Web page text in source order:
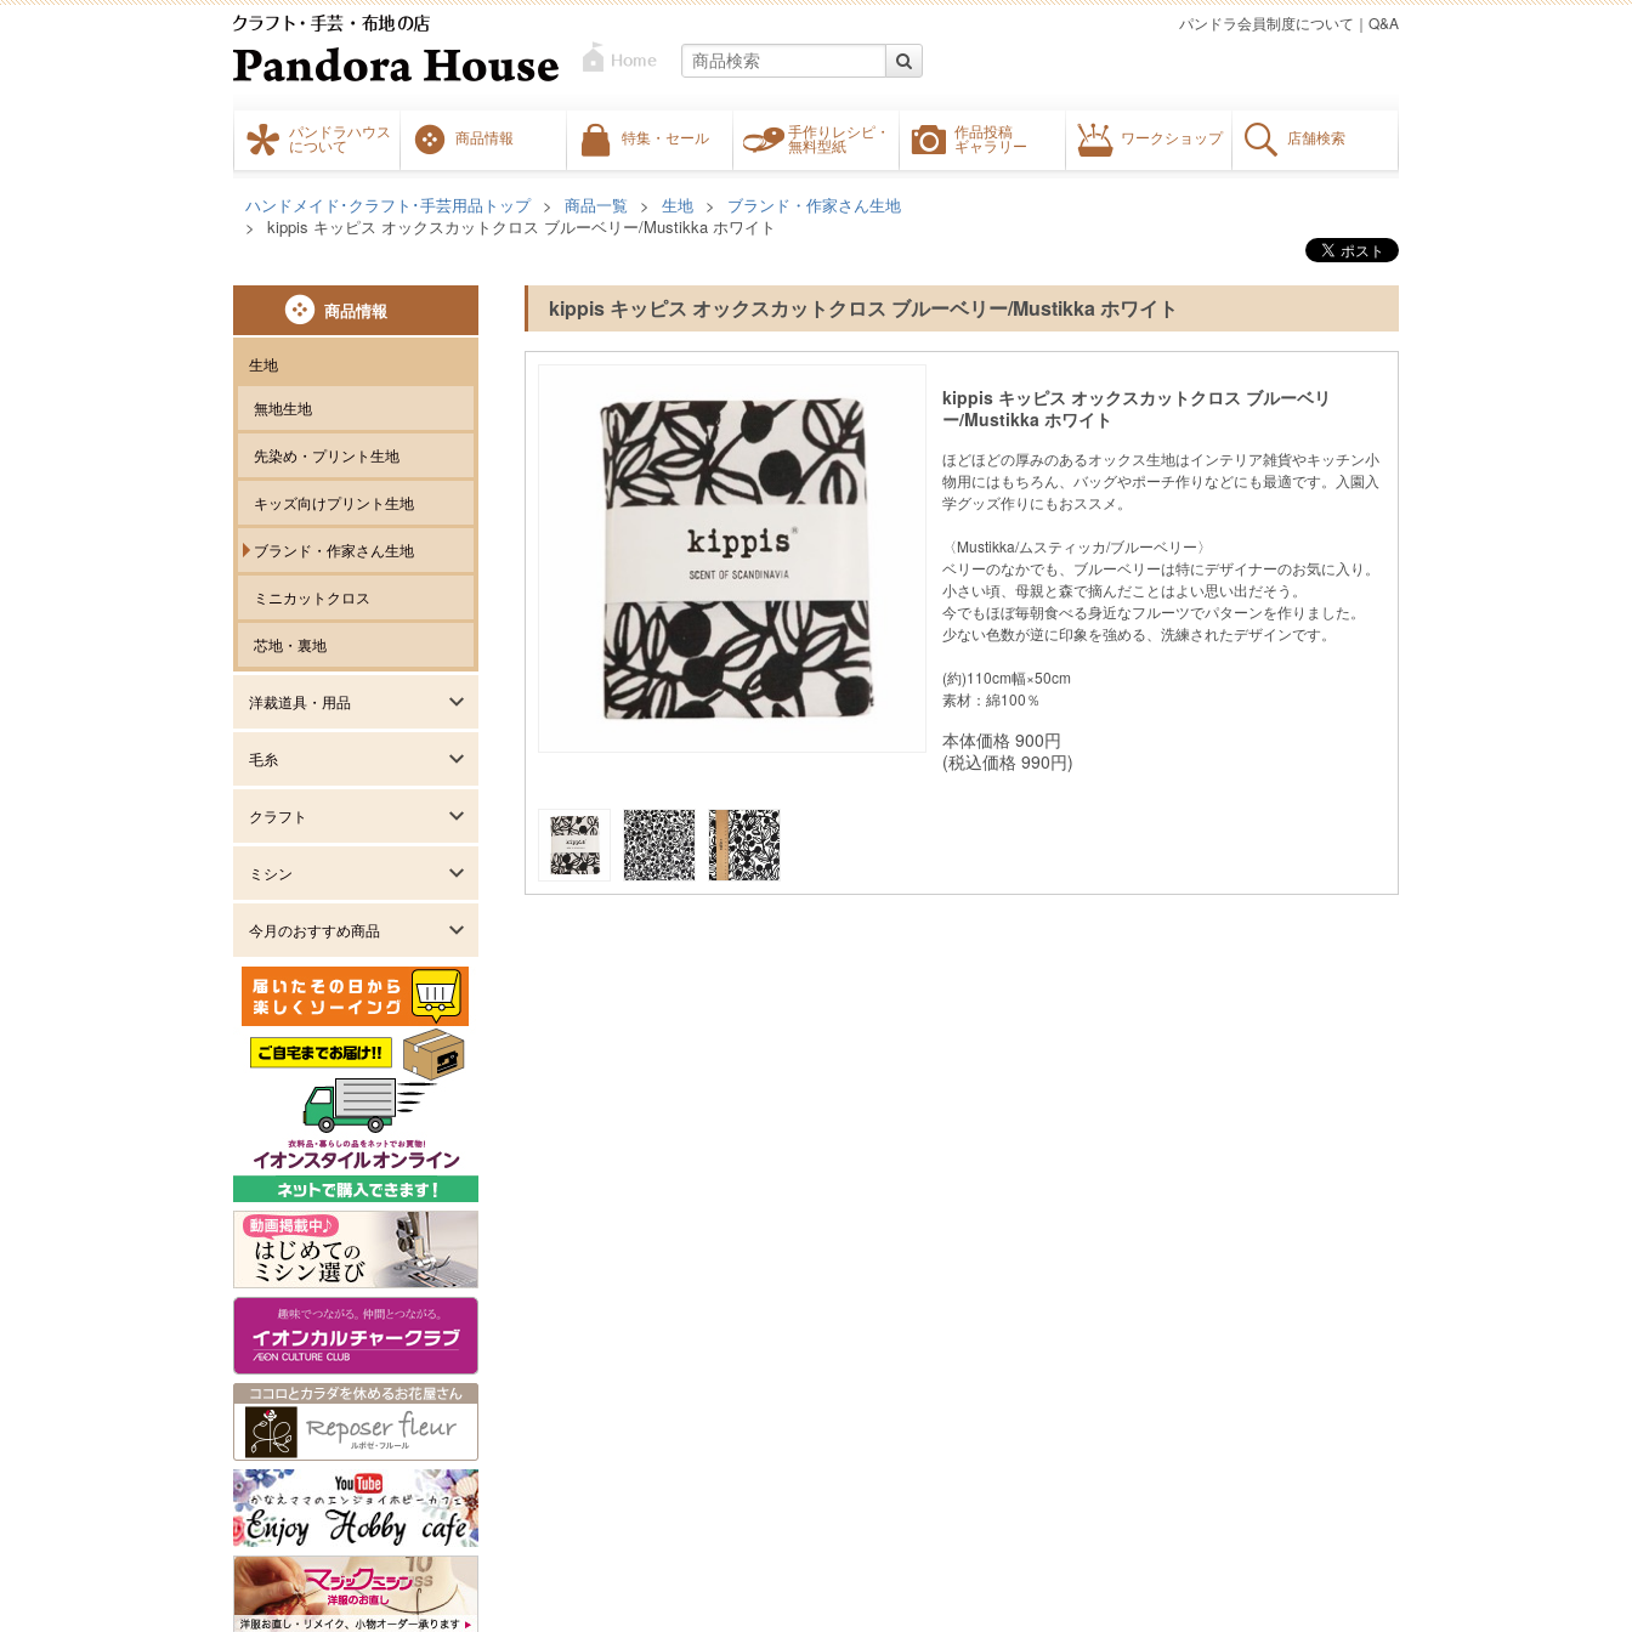
パンドラハウス
について
商品情報 特集・セール
手作りレシピ・
無料型紙
作品投稿
ギャラリー
ワークショップ 店舗検索
Q&A
｜
パンドラ会員制度について
ハンドメイド･クラフト･手芸用品トップ 商品一覧 生地
ブランド・作家さん生地
kippis キッピス オックスカットクロス ブルーベリー/Mustikka ホワイト
kippis キッピス オックスカットクロス ブルーベリー/Mustikka ホワイト
kippis キッピス オックスカットクロス ブルーベリ
ー/Mustikka ホワイト
ほどほどの厚みのあるオックス生地はインテリア雑貨やキッチン小
物用にはもちろん、バッグやポーチ作りなどにも最適です。入園入
学グッズ作りにもおススメ。
〈Mustikka/ムスティッカ/ブルーベリー〉
ベリーのなかでも、ブルーベリーは特にデザイナーのお気に入り。
小さい頃、母親と森で摘んだことはよい思い出だそう。
今でもほぼ毎朝食べる身近なフルーツでパターンを作りました。
少ない色数が逆に印象を強める、洗練されたデザインです。
(約)110cm幅×50cm
素材：綿100％
本体価格 900円
(税込価格 990円)
商品情報
生地
無地生地
先染め・プリント生地
キッズ向けプリント生地
ブランド・作家さん生地
ミニカットクロス
芯地・裏地
洋裁道具・用品
毛糸
クラフト
ミシン
今月のおすすめ商品